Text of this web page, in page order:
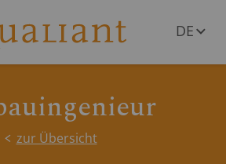
DE
zur Übersicht